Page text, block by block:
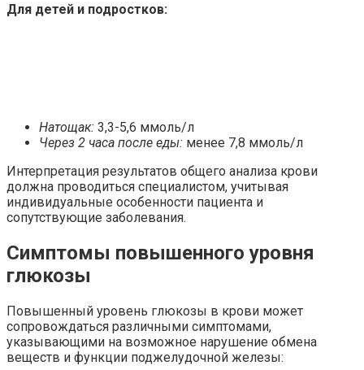
Для детей и подростков:
Натощак: 3,3-5,6 ммоль/л
Через 2 часа после еды: менее 7,8 ммоль/л
Интерпретация результатов общего анализа крови
должна проводиться специалистом, учитывая
индивидуальные особенности пациента и
сопутствующие заболевания.
Симптомы повышенного уровня
глюкозы
Повышенный уровень глюкозы в крови может
сопровождаться различными симптомами,
указывающими на возможное нарушение обмена
веществ и функции поджелудочной железы: